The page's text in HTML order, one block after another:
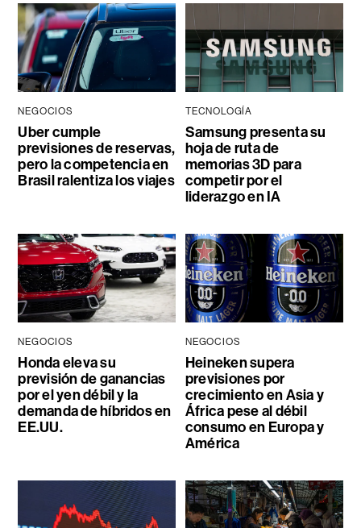
NEGOCIOS
Uber cumple
previsiones de reservas,
pero la competencia en
Brasil ralentiza los viajes
TECNOLOGÍA
Samsung presenta su
hoja de ruta de
memorias 3D para
competir por el
liderazgo en IA
NEGOCIOS
Honda eleva su
previsión de ganancias
por el yen débil y la
demanda de híbridos en
EE.UU.
NEGOCIOS
Heineken supera
previsiones por
crecimiento en Asia y
África pese al débil
consumo en Europa y
América